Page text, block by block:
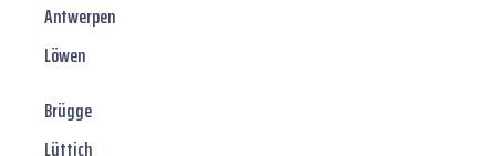
Antwerpen
Löwen
Brügge